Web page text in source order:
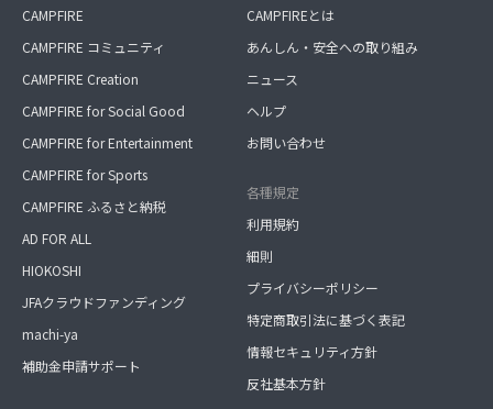
CAMPFIRE
CAMPFIRE コミュニティ
CAMPFIRE Creation
CAMPFIRE for Social Good
CAMPFIRE for Entertainment
CAMPFIRE for Sports
CAMPFIRE ふるさと納税
AD FOR ALL
HIOKOSHI
JFAクラウドファンディング
machi-ya
補助金申請サポート
CAMPFIREとは
あんしん・安全への取り組み
ニュース
ヘルプ
お問い合わせ
各種規定
利用規約
細則
プライバシーポリシー
特定商取引法に基づく表記
情報セキュリティ方針
反社基本方針